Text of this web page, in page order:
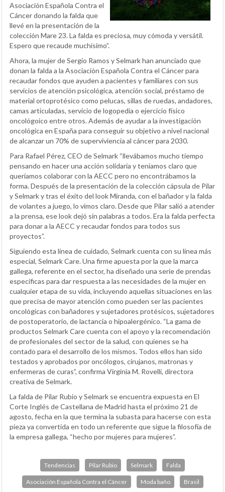
Asociación Española Contra el
Cáncer donando la falda que
llevé en la presentación de la
colección Mare 23. La falda es preciosa, muy cómoda y versátil.
Espero que recaude muchísimo”.
Ahora, la mujer de Sergio Ramos y Selmark han anunciado que
donan la falda a la Asociación Española Contra el Cáncer para
recaudar fondos que ayuden a pacientes y familiares con sus
servicios de atención psicológica, atención social, préstamo de
material ortoprotésico como pelucas, sillas de ruedas, andadores,
camas articuladas, servicio de logopedia o ejercicio físico
oncológoico entre otros. Además de ayudar a la investigación
oncológica en España para conseguir su objetivo a nivel nacional
de alcanzar un 70% de superviviencia al cáncer para 2030.
Para Rafael Pérez, CEO de Selmark “llevábamos mucho tiempo
pensando en hacer una acción solidaria y teníamos claro que
queríamos colaborar con la AECC pero no encontrábamos la
forma. Después de la presentación de la colección cápsula de Pilar
y Selmark y tras el éxito del look Miranda, con el bañador y la falda
de volantes a juego, lo vimos claro. Desde que Pilar salió a atender
a la prensa, ese look dejó sin palabras a todos. Era la falda perfecta
para donar a la AECC y recaudar fondos para todos sus
proyectos”.
Siguiendo esta línea de cuidado, Selmark cuenta con su línea más
especial, Selmark Care. Una firme apuesta por la que la marca
gallega, referente en el sector, ha diseñado una serie de prendas
específicas para dar respuesta a las necesidades de la mujer en
cualquier etapa de su vida, incluyendo aquellas situaciones en las
que precisa de mayor atención como pueden ser las pacientes
oncológicas con bañadores y sujetadores protésicos, sujetadores
de postoperatorio, de lactancia o hipoalergénico. “La gama de
productos Selmark Care cuenta con el apoyo y la recomendación
de profesionales del sector de la salud, con quienes se ha
contado para el desarrollo de los mismos. Todos ellos han sido
testados y aprobados por oncólogos, cirujanos, matronas y
enfermeras de curas”, confirma Virginia M. Rovelli, directora
creativa de Selmark.
La falda de Pilar Rubio y Selmark se encuentra expuesta en El
Corte Inglés de Castellana de Madrid hasta el próximo 21 de
agosto, fecha en la que termina la subasta para hacerse con esta
pieza ya convertida en todo un referente que sigue la filosofía de
la empresa gallega, “hecho por mujeres para mujeres”.
Tendencias Pilar Rubio Selmark Falda
Asociación Española Contra el Cáncer Moda baño Brasil